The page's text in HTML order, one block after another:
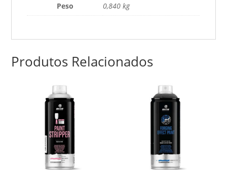
Peso 0,840 kg
Produtos Relacionados